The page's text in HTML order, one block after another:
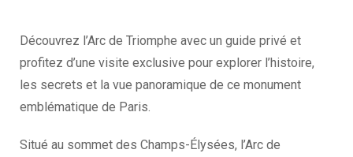
Découvrez l’Arc de Triomphe avec un guide privé et
profitez d’une visite exclusive pour explorer l’histoire,
les secrets et la vue panoramique de ce monument
emblématique de Paris.
Situé au sommet des Champs-Élysées, l’Arc de